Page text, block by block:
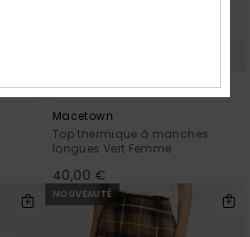
3
Macetown
Top thermique à manches
longues Vert Femme
40,00 €
NOUVEAUTÉ